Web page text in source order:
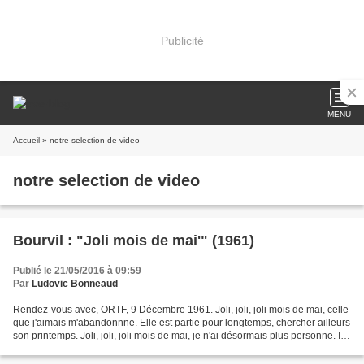
Publicité
MENU
Accueil » notre selection de video
notre selection de video
Bourvil : "Joli mois de mai'" (1961)
Publié le 21/05/2016 à 09:59
Par Ludovic Bonneaud
Rendez-vous avec, ORTF, 9 Décembre 1961. Joli, joli, joli mois de mai, celle
que j'aimais m'abandonnne. Elle est partie pour longtemps, chercher ailleurs
son printemps. Joli, joli, joli mois de mai, je n'ai désormais plus personne. Il